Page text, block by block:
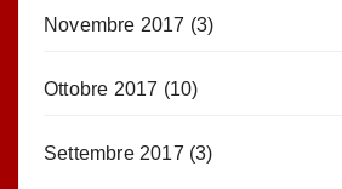
Novembre 2017 (3)
Ottobre 2017 (10)
Settembre 2017 (3)